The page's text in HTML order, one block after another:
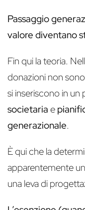
Passaggio
valore diventano
Fin qui la teoria.
donazioni non
si inseriscono in un
societaria e
generazionale.
È qui che la
apparentemente
una leva di